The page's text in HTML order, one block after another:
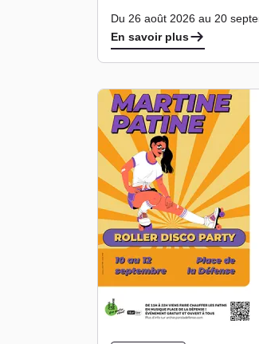
Du 26 août 2026 au 20
En savoir plus